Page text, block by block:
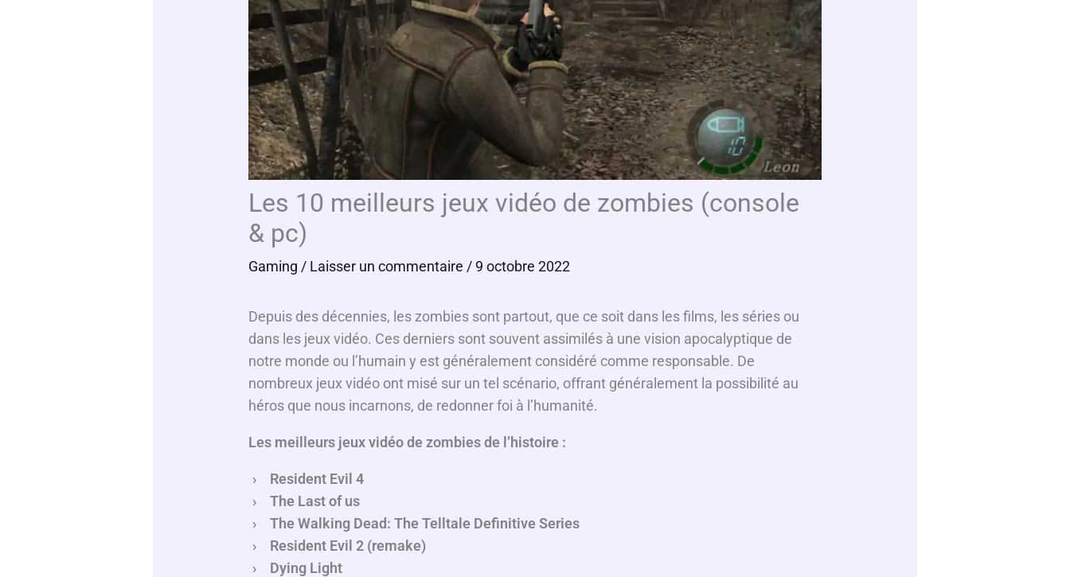
Les 10 meilleurs jeux vidéo de zombies (console
& pc)
Gaming / Laisser un commentaire / 9 octobre 2022
Depuis des décennies, les zombies sont partout, que ce soit dans les films, les séries ou
dans les jeux vidéo. Ces derniers sont souvent assimilés à une vision apocalyptique de
notre monde ou l’humain y est généralement considéré comme responsable. De
nombreux jeux vidéo ont misé sur un tel scénario, offrant généralement la possibilité au
héros que nous incarnons, de redonner foi à l’humanité.
Les meilleurs jeux vidéo de zombiesde l’histoire :
Resident Evil 4
The Last of us
The Walking Dead: The Telltale Definitive Series
Resident Evil 2 (remake)
Dying Light